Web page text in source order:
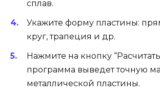
сплав.
Укажите форму пластины:
круг, трапеция и др.
Нажмите на кнопку
программа выведет точную
металлической пластины.